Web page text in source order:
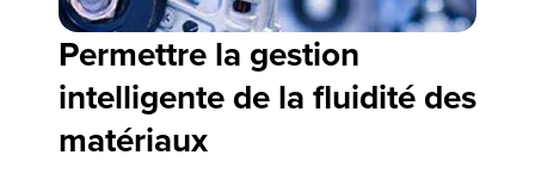
Permettre la gestion
intelligente de la fluidité des
matériaux